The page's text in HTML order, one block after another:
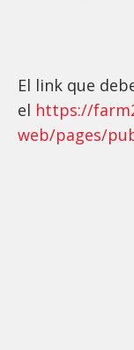
El link que
el https://
web/pages/